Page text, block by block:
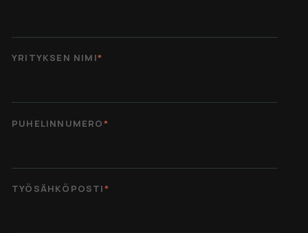
YRITYKSEN NIMI*
PUHELINNUMERO*
TYÖSÄHKÖPOSTI*